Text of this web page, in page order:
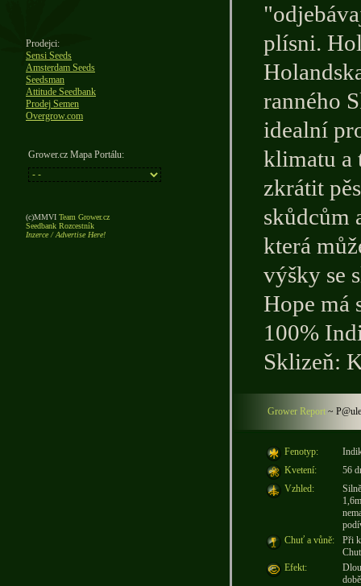
Prodejci:
Sensi Seeds
Amsterdam Seeds
Seedsman
Attitude Seedbank
Prodej Semen
Overgrow.com
Grower.cz Mapa Portálu:
(c)MMVI Team Grower.cz
Seedbank Rozcestník
Inzerce / Advertise Here!
plísni.
ranného
idealní
klimatu a
zkrátit
skůdcům
která
výšky se
Hope má
100%
Sklizeň:
Grower Report ~
Fenotyp:
Kvetení:
56
Vzhled:
Chuť a vůně:
Při
Efekt: